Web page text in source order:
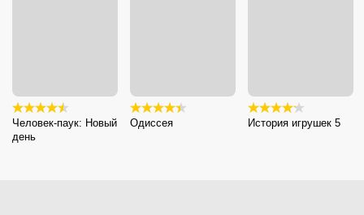
Человек-паук: Новый
день
Одиссея История игрушек 5